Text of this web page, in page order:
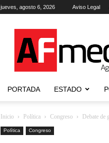
jueves, agosto 6, 2026 Aviso Legal
Agencia
de
Noticias
PORTADA ESTADO
Inicio Política Congreso Debate de
Política Congreso